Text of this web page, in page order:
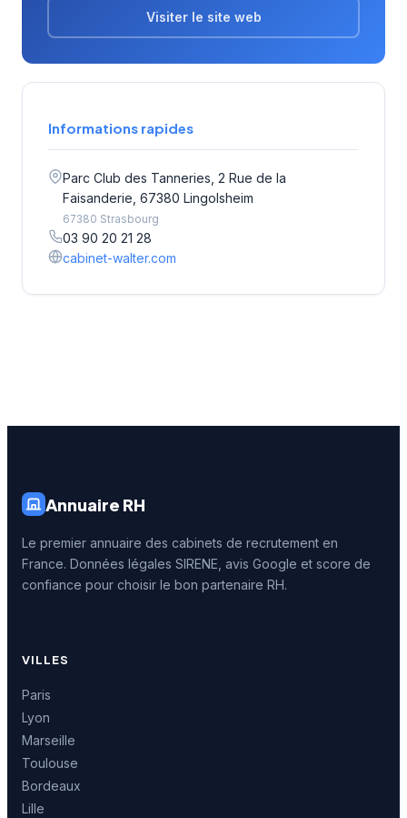
Visiter le site web
Informations rapides
Parc Club des Tanneries, 2 Rue de la
Faisanderie, 67380 Lingolsheim
67380 Strasbourg
03 90 20 21 28
cabinet-walter.com
Annuaire RH
Le premier annuaire des cabinets de recrutement en
France. Données légales SIRENE, avis Google et score de
confiance pour choisir le bon partenaire RH.
VILLES
Paris
Lyon
Marseille
Toulouse
Bordeaux
Lille